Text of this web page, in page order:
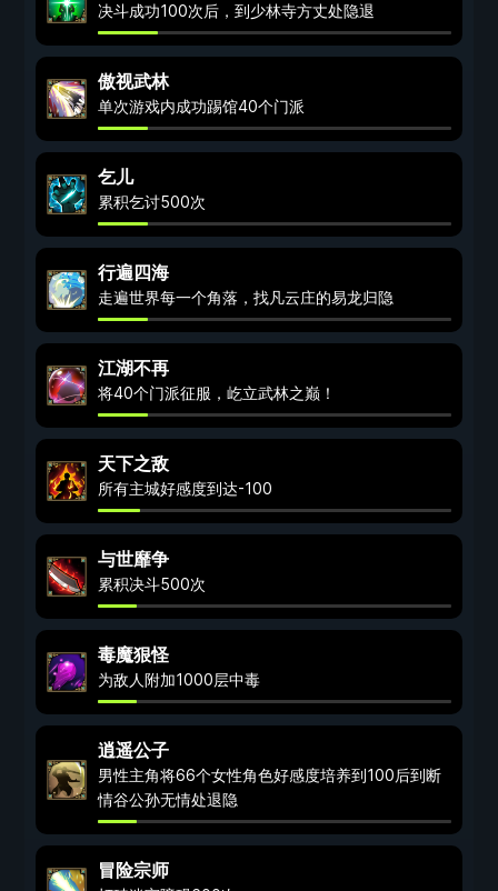
决斗成功100次后，到少林寺方丈处隐退
傲视武林
单次游戏内成功踢馆40个门派
乞儿
累积乞讨500次
行遍四海
走遍世界每一个角落，找凡云庄的易龙归隐
江湖不再
将40个门派征服，屹立武林之巅！
天下之敌
所有主城好感度到达-100
与世靡争
累积决斗500次
毒魔狠怪
为敌人附加1000层中毒
逍遥公子
男性主角将66个女性角色好感度培养到100后到断
情谷公孙无情处退隐
冒险宗师